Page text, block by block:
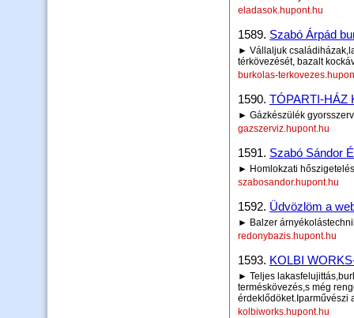
eladasok.hupont.hu
1589. Szabó Árpád
► Vállaljuk
térkövezését, bazalt
burkolas-
1590. TÓPARTI-HÁZ
► Gázkészülék
gazszerviz.hupont.hu
1591. Szabó Sándor
► Homlokzati
szabosandor.hupont.hu
1592. Üdvözlöm a
► Balzer
redonybazis.hupont.hu
1593. KOLBI
► Teljes
terméskövezés,s még
érdeklődöket.Iparművészi
kolbiworks.hupont.hu